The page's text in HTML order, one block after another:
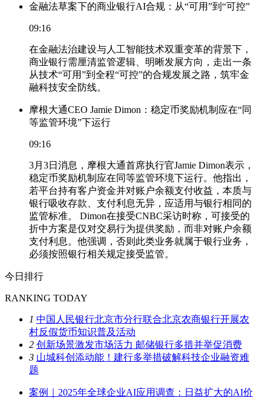
金融法草案下的商业银行AI合规：从“可用”到“可控”
09:16
在金融法治建设与人工智能技术双重变革的背景下，
商业银行需厘清监管逻辑、明晰发展方向，走出一条
从技术“可用”到全程“可控”的合规发展之路，筑牢金
融科技安全防线。
摩根大通CEO Jamie Dimon：稳定币奖励机制应在“同
等监管环境”下运行
09:16
3月3日消息，摩根大通首席执行官Jamie Dimon表示，
稳定币奖励机制应在同等监管环境下运行。他指出，
若平台持有客户资金并对账户余额支付收益，本质与
银行吸收存款、支付利息无异，应适用与银行相同的
监管标准。 Dimon在接受CNBC采访时称，可接受的
折中方案是仅对交易行为提供奖励，而非对账户余额
支付利息。他强调，否则此类业务就属于银行业务，
必须按照银行相关规定接受监管。
今日排行
RANKING TODAY
1 中国人民银行北京市分行联合北京农商银行开展农
村反假货币知识普及活动
2 创新场景激发市场活力 邮储银行多措并举促消费
3 山城科创添动能！建行多举措破解科技企业融资难
题
案例｜2025年全球企业AI应用调查：日益扩大的AI价